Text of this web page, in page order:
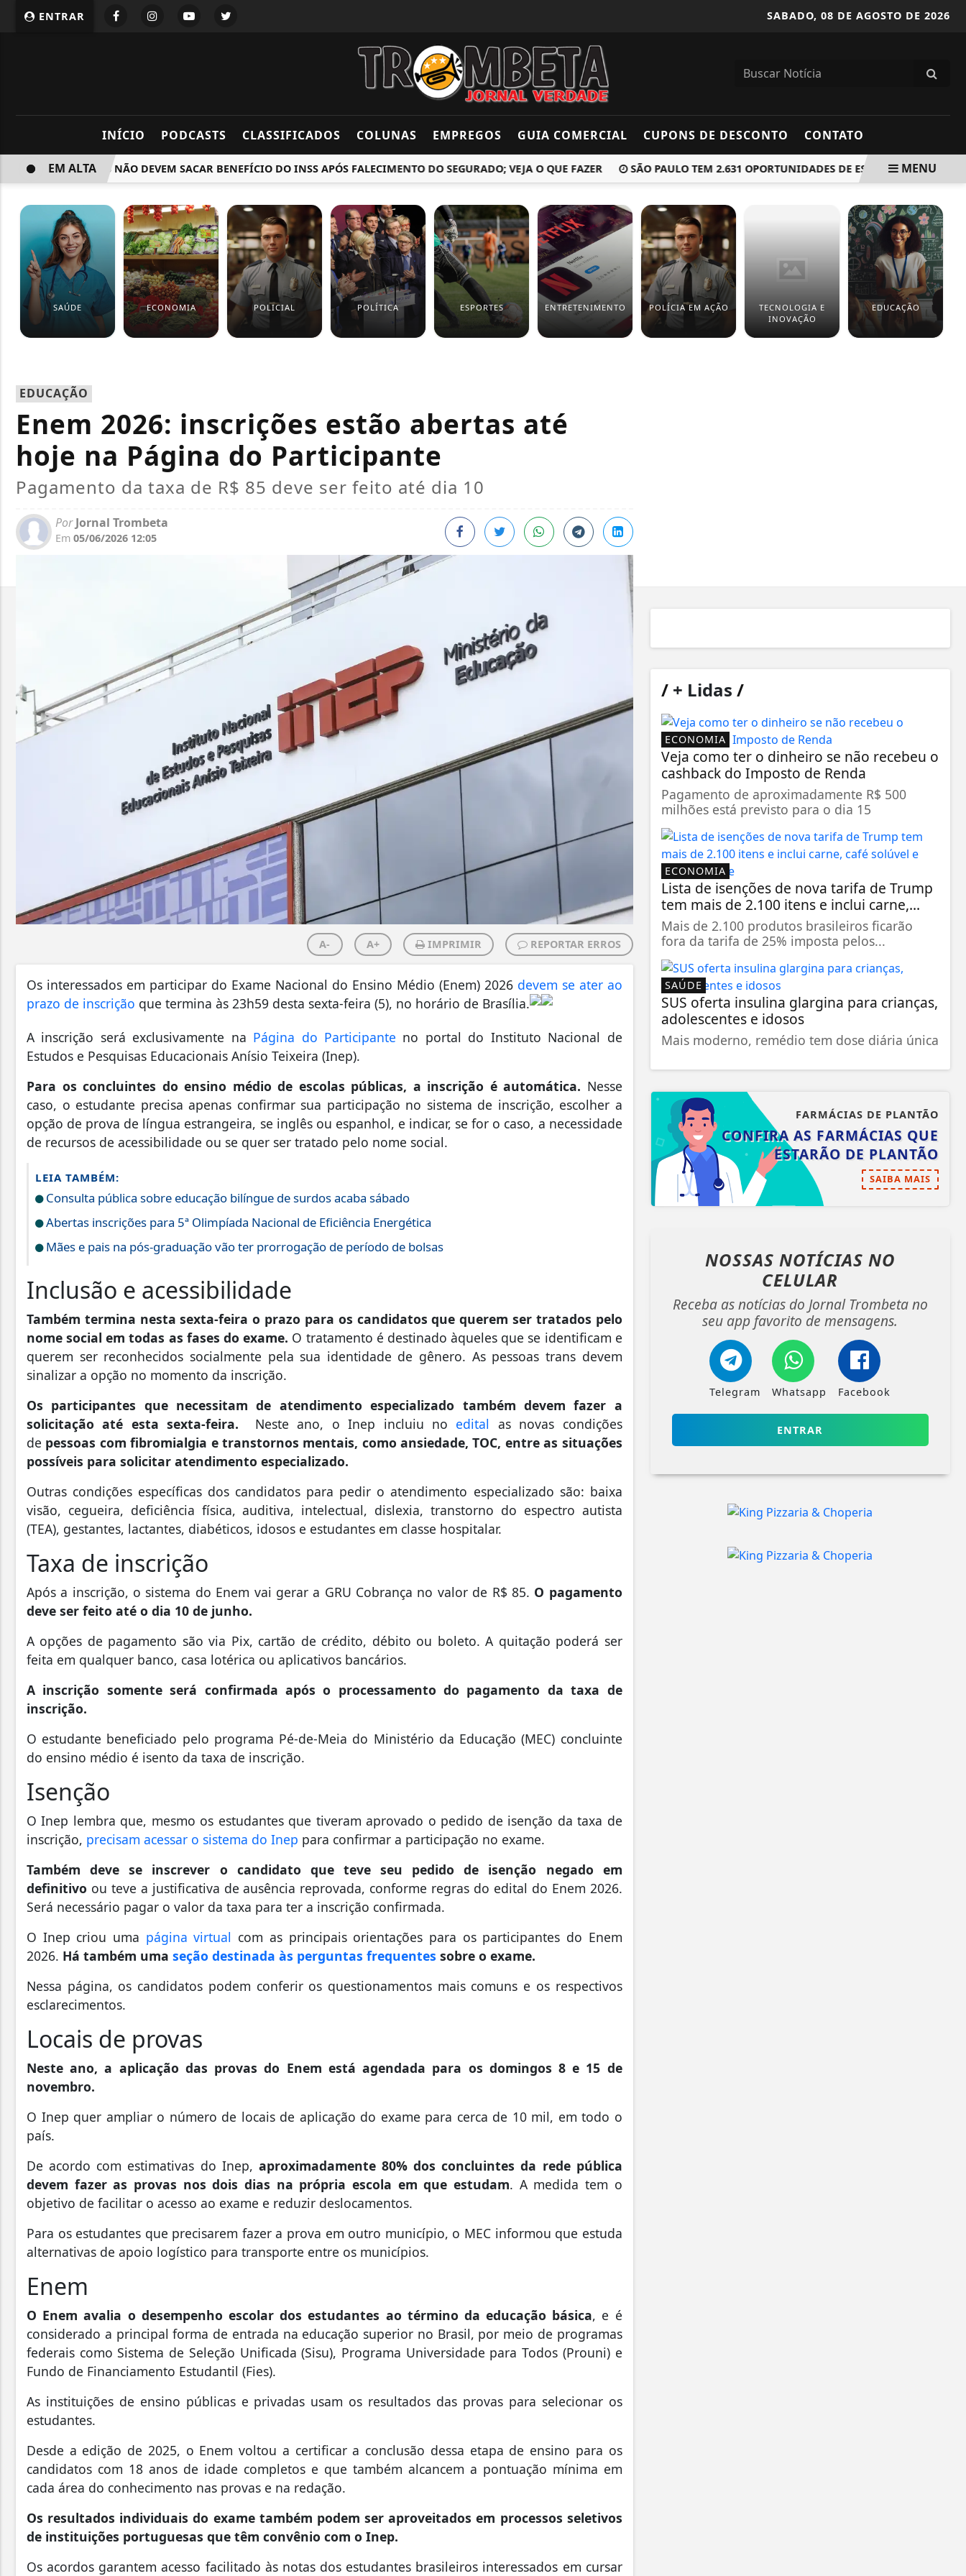
ENTRAR SABADO, 08 DE AGOSTO DE 2026
INÍCIO PODCASTS CLASSIFICADOS COLUNAS EMPREGOS GUIA COMERCIAL CUPONS DE DESCONTO CONTATO
FAMILIARES NÃO DEVEM SACAR BENEFÍCIO DO INSS APÓS FALECIMENTO DO SEGURADO; VEJA O QUE FAZER SÃO PAULO TEM 2.631 OPORTUNIDADES DE ESTÁGIO
EM ALTA MENU
SAÚDE ECONOMIA POLICIAL POLÍTICA ESPORTES ENTRETENIMENTO POLÍCIA EM AÇÃO
TECNOLOGIA E
INOVAÇÃO
EDUCAÇÃO
EDUCAÇÃO
Enem 2026: inscrições estão abertas até
hoje na Página do Participante
Pagamento da taxa de R$ 85 deve ser feito até dia 10
PorJornal Trombeta
Em 05/06/2026 12:05
A- A+ IMPRIMIR REPORTAR ERROS
Os interessados em participar do Exame Nacional do Ensino Médio (Enem) 2026 devem se ater ao
prazo de inscrição que termina às 23h59 desta sexta-feira (5), no horário de Brasília.
A inscrição será exclusivamente na Página do Participante no portal do Instituto Nacional de
Estudos e Pesquisas Educacionais Anísio Teixeira (Inep).
Para os concluintes do ensino médio de escolas públicas, a inscrição é automática. Nesse
caso, o estudante precisa apenas confirmar sua participação no sistema de inscrição, escolher a
opção de prova de língua estrangeira, se inglês ou espanhol, e indicar, se for o caso, a necessidade
de recursos de acessibilidade ou se quer ser tratado pelo nome social.
LEIA TAMBÉM:
Consulta pública sobre educação bilíngue de surdos acaba sábado
Abertas inscrições para 5ª Olimpíada Nacional de Eficiência Energética
Mães e pais na pós-graduação vão ter prorrogação de período de bolsas
Inclusão e acessibilidade
Também termina nesta sexta-feira o prazo para os candidatos que querem ser tratados pelo
nome social em todas as fases do exame. O tratamento é destinado àqueles que se identificam e
querem ser reconhecidos socialmente pela sua identidade de gênero. As pessoas trans devem
sinalizar a opção no momento da inscrição.
Os participantes que necessitam de atendimento especializado também devem fazer a
solicitação até esta sexta-feira. Neste ano, o Inep incluiu no edital as novas condições
de pessoas com fibromialgia e transtornos mentais, como ansiedade, TOC, entre as situações
possíveis para solicitar atendimento especializado.
Outras condições específicas dos candidatos para pedir o atendimento especializado são: baixa
visão, cegueira, deficiência física, auditiva, intelectual, dislexia, transtorno do espectro autista
(TEA), gestantes, lactantes, diabéticos, idosos e estudantes em classe hospitalar.
Taxa de inscrição
Após a inscrição, o sistema do Enem vai gerar a GRU Cobrança no valor de R$ 85. O pagamento
deve ser feito até o dia 10 de junho.
A opções de pagamento são via Pix, cartão de crédito, débito ou boleto. A quitação poderá ser
feita em qualquer banco, casa lotérica ou aplicativos bancários.
A inscrição somente será confirmada após o processamento do pagamento da taxa de
inscrição.
O estudante beneficiado pelo programa Pé-de-Meia do Ministério da Educação (MEC) concluinte
do ensino médio é isento da taxa de inscrição.
Isenção
O Inep lembra que, mesmo os estudantes que tiveram aprovado o pedido de isenção da taxa de
inscrição, precisam acessar o sistema do Inep para confirmar a participação no exame.
Também deve se inscrever o candidato que teve seu pedido de isenção negado em
definitivo ou teve a justificativa de ausência reprovada, conforme regras do edital do Enem 2026.
Será necessário pagar o valor da taxa para ter a inscrição confirmada.
O Inep criou uma página virtual com as principais orientações para os participantes do Enem
2026. Há também uma seção destinada às perguntas frequentes sobre o exame.
Nessa página, os candidatos podem conferir os questionamentos mais comuns e os respectivos
esclarecimentos.
Locais de provas
Neste ano, a aplicação das provas do Enem está agendada para os domingos 8 e 15 de
novembro.
O Inep quer ampliar o número de locais de aplicação do exame para cerca de 10 mil, em todo o
país.
De acordo com estimativas do Inep, aproximadamente 80% dos concluintes da rede pública
devem fazer as provas nos dois dias na própria escola em que estudam. A medida tem o
objetivo de facilitar o acesso ao exame e reduzir deslocamentos.
Para os estudantes que precisarem fazer a prova em outro município, o MEC informou que estuda
alternativas de apoio logístico para transporte entre os municípios.
Enem
O Enem avalia o desempenho escolar dos estudantes ao término da educação básica, e é
considerado a principal forma de entrada na educação superior no Brasil, por meio de programas
federais como Sistema de Seleção Unificada (Sisu), Programa Universidade para Todos (Prouni) e
Fundo de Financiamento Estudantil (Fies).
As instituições de ensino públicas e privadas usam os resultados das provas para selecionar os
estudantes.
Desde a edição de 2025, o Enem voltou a certificar a conclusão dessa etapa de ensino para os
candidatos com 18 anos de idade completos e que também alcancem a pontuação mínima em
cada área do conhecimento nas provas e na redação.
Os resultados individuais do exame também podem ser aproveitados em processos seletivos
de instituições portuguesas que têm convênio com o Inep.
Os acordos garantem acesso facilitado às notas dos estudantes brasileiros interessados em cursar
/+ Lidas /
ECONOMIA
Veja como ter o dinheiro se não recebeu o
cashback do Imposto de Renda
Pagamento de aproximadamente R$ 500
milhões está previsto para o dia 15
ECONOMIA
Lista de isenções de nova tarifa de Trump
tem mais de 2.100 itens e inclui carne,...
Mais de 2.100 produtos brasileiros ficarão
fora da tarifa de 25% imposta pelos...
SAÚDE
SUS oferta insulina glargina para crianças,
adolescentes e idosos
Mais moderno, remédio tem dose diária única
FARMÁCIAS DE PLANTÃO
CONFIRA AS FARMÁCIAS QUE
ESTARÃO DE PLANTÃO
SAIBA MAIS
NOSSAS NOTÍCIAS NO
CELULAR
Receba as notícias do Jornal Trombeta no
seu app favorito de mensagens.
Telegram Whatsapp Facebook
ENTRAR